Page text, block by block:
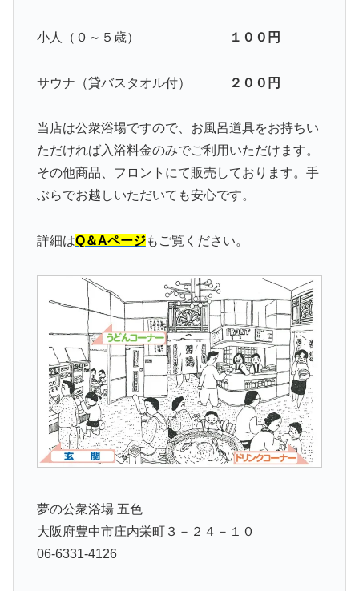
小人（０～５歳） １００円
サウナ（貸バスタオル付） ２００円
当店は公衆浴場ですので、お風呂道具をお持ちい
ただければ入浴料金のみでご利用いただけます。
その他商品、フロントにて販売しております。手
ぶらでお越しいただいても安心です。
詳細はQ＆Aページもご覧ください。
夢の公衆浴場 五色
大阪府豊中市庄内栄町３－２４－１０
06-6331-4126